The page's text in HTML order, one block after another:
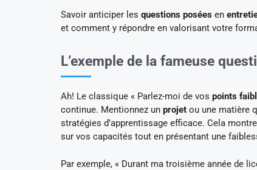
Savoir anticiper les questions posées en
et comment y répondre en valorisant votre
L’exemple de la fameuse
Ah! Le classique « Parlez-moi de vos points
continue. Mentionnez un projet ou une matière
stratégies d’apprentissage efficace. Cela
sur vos capacités tout en présentant une
Par exemple, « Durant ma troisième année de